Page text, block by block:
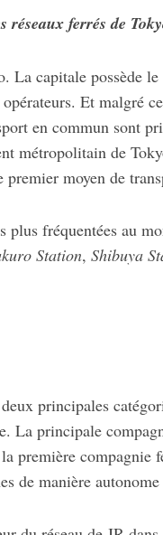
réseaux ferrés de
capitale possède le
Et malgré
en commun sont
métropolitain de
moyen de
plus fréquentées au
Station, Shibuya
principales
La principale
première compagnie
de manière